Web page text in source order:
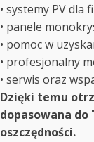
• systemy PV
• panele
• pomoc w
• profesjonalny
• serwis oraz
Dzięki temu
dopasowana
oszczędności.